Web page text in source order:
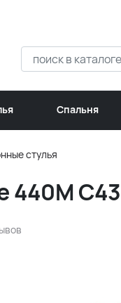
Спальня
стулья
440М